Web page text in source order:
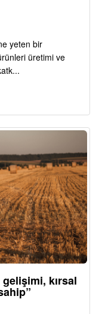
yeten bir
üretimi ve
kırsal